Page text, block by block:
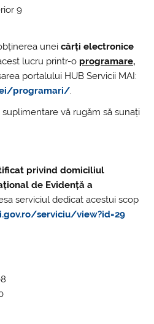
9
uneicărți electronice
lucru printr-o programare,
portalului HUB Servicii MAI:
programari/
vă rugăm să sunați
privind domiciliul
de Evidență a
serviciul dedicat acestui scop
serviciu/view?id=29